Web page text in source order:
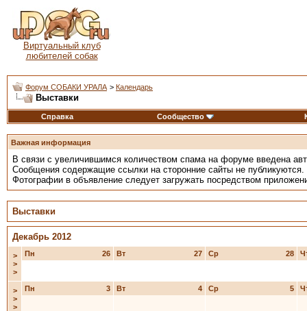
Виртуальный клуб
любителей собак
Форум СОБАКИ УРАЛА > Календарь
Выставки
Справка Сообщество
Важная информация
В связи с увеличившимся количеством спама на форуме введена
Сообщения содержащие ссылки на сторонние сайты не публикуются.
Фотографии в объявление следует загружать посредством
Выставки
Декабрь 2012
>
>
>
26
Пн 27
Вт 28
Ср
>
>
>
3
Пн 4
Вт 5
Ср